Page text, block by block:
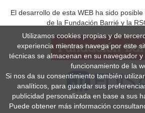
El desarrollo de esta WEB ha sido
de la Fundación Barrié y la
Utilizamos cookies propias y de
experiencia mientras navega por este
técnicas se almacenan en su navegador
funcionamiento de la
Si nos da su consentimiento también
analíticos, para guardar sus
publicidad personalizada en base a sus
Puede obtener más información